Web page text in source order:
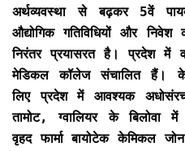
अर्थव्यवस्था से बढ़कर 5वें
औद्योगिक गतिविधियों और
निरंतर प्रयासरत है। प्रदेश में
मेडिकल कॉलेज संचालित हैं।
लिए प्रदेश में आवश्यक
तामोट, ग्वालियर के बिलोवा
वृहद फार्मा बायोटेक केमिकल